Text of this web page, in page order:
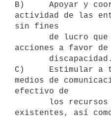
B)     Apoyar y
actividad de las
sin fines
acciones a favor de
C)     Estimular a
medios de
efectivo de
existentes, así